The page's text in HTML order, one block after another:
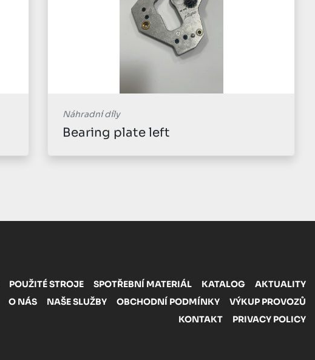
Náhradní díly
Bearing plate left
POUŽITÉ STROJE SPOTŘEBNÍ MATERIÁL KATALOG
AKTUALITY
O NÁS NAŠE SLUŽBY OBCHODNÍ PODMÍNKY
VÝKUP PROVOZŮ
KONTAKT
PRIVACY POLICY